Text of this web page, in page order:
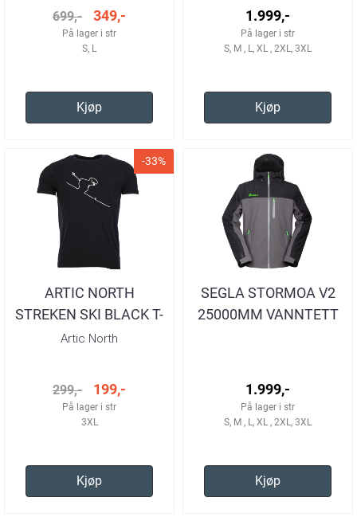
699,- 349,-
På lager i str
S, L
Kjøp
1.999,-
På lager i str
S, M , L, XL , 2XL, 3XL
Kjøp
-33%
ARTIC NORTH
STREKEN SKI BLACK T-
SKJORTE HERRE
Artic North
299,- 199,-
På lager i str
3XL
Kjøp
SEGLA STORMOA V2
25000MM VANNTETT
1.999,-
På lager i str
S, M , L, XL , 2XL, 3XL
Kjøp